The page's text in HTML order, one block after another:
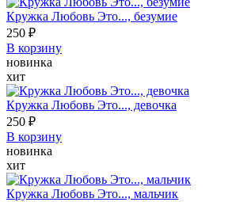
Кружка Любовь Это..., безумие
250 ₽
В корзину
новинка
хит
Кружка Любовь Это..., девочка
250 ₽
В корзину
новинка
хит
Кружка Любовь Это..., мальчик